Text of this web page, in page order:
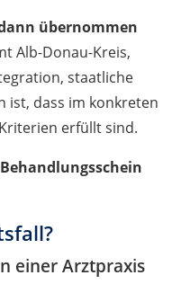
übernommen
Alb-Donau-Kreis,
staatliche
ist, dass im konkreten
erfüllt sind.
einer Arztpraxis